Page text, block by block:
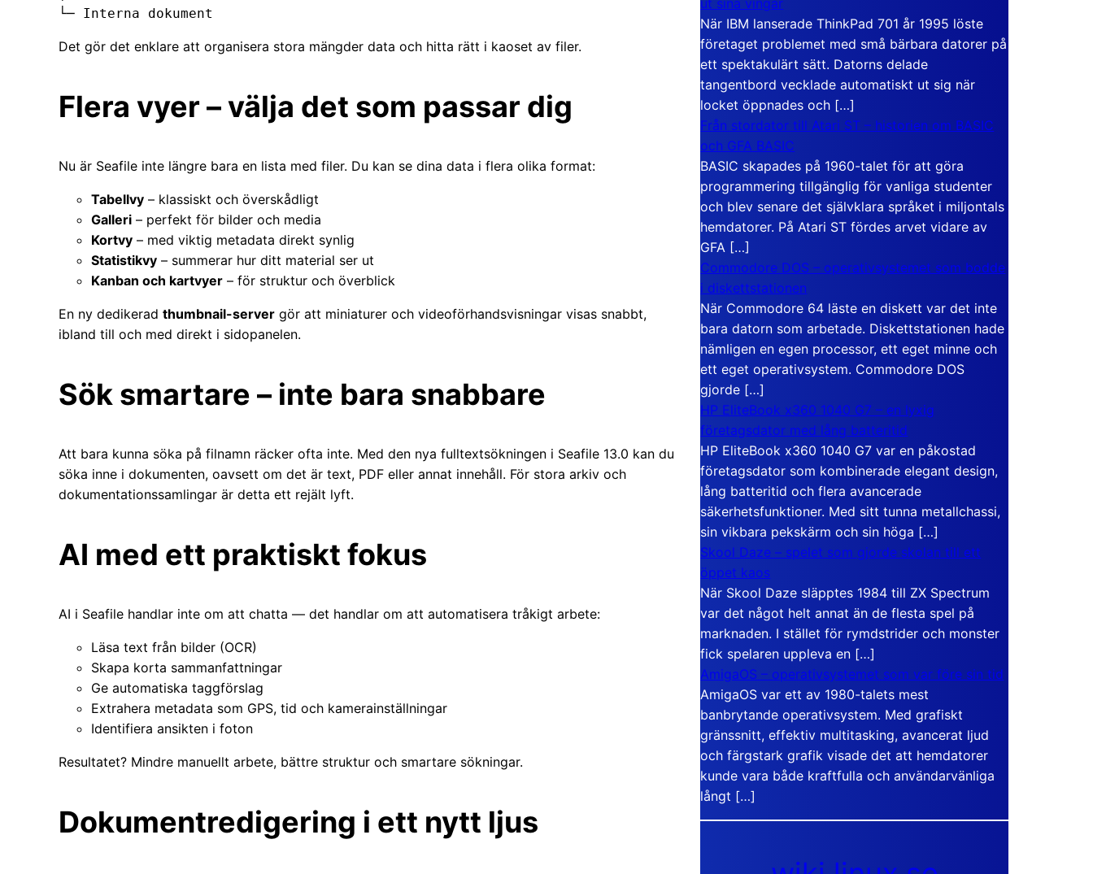
Det gör det enklare att organisera stora mängder data och hitta rätt i kaoset av filer.
Flera vyer – välja det som passar dig
Nu är Seafile inte längre bara en lista med filer. Du kan se dina data i flera olika format:
Tabellvy – klassiskt och överskådligt
Galleri – perfekt för bilder och media
Kortvy – med viktig metadata direkt synlig
Statistikvy – summerar hur ditt material ser ut
Kanban och kartvyer – för struktur och överblick
En ny dedikerad thumbnail-server gör att miniaturer och videoförhandsvisningar visas snabbt,
ibland till och med direkt i sidopanelen.
Sök smartare – inte bara snabbare
Att bara kunna söka på filnamn räcker ofta inte. Med den nya fulltextsökningen i Seafile 13.0 kan du
söka inne i dokumenten, oavsett om det är text, PDF eller annat innehåll. För stora arkiv och
dokumentationssamlingar är detta ett rejält lyft.
AI med ett praktiskt fokus
AI i Seafile handlar inte om att chatta — det handlar om att automatisera tråkigt arbete:
Läsa text från bilder (OCR)
Skapa korta sammanfattningar
Ge automatiska taggförslag
Extrahera metadata som GPS, tid och kamerainställningar
Identifiera ansikten i foton
Resultatet? Mindre manuellt arbete, bättre struktur och smartare sökningar.
Dokumentredigering i ett nytt ljus
När IBM lanserade ThinkPad 701 år 1995 löste
företaget problemet med små bärbara datorer på
ett spektakulärt sätt. Datorns delade
tangentbord vecklade automatiskt ut sig när
locket öppnades och […]
Från stordator till Atari ST – historien om BASIC
och GFA BASIC
BASIC skapades på 1960-talet för att göra
programmering tillgänglig för vanliga studenter
och blev senare det självklara språket i miljontals
hemdatorer. På Atari ST fördes arvet vidare av
GFA […]
Commodore DOS – operativsystemet som bodde
i diskettstationen
När Commodore 64 läste en diskett var det inte
bara datorn som arbetade. Diskettstationen hade
nämligen en egen processor, ett eget minne och
ett eget operativsystem. Commodore DOS
gjorde […]
HP EliteBook x360 1040 G7 – en lyxig
företagsdator med lång batteritid
HP EliteBook x360 1040 G7 var en påkostad
företagsdator som kombinerade elegant design,
lång batteritid och flera avancerade
säkerhetsfunktioner. Med sitt tunna metallchassi,
sin vikbara pekskärm och sin höga […]
Skool Daze – spelet som gjorde skolan till ett
öppet kaos
När Skool Daze släpptes 1984 till ZX Spectrum
var det något helt annat än de flesta spel på
marknaden. I stället för rymdstrider och monster
fick spelaren uppleva en […]
AmigaOS – operativsystemet som var före sin tid
AmigaOS var ett av 1980-talets mest
banbrytande operativsystem. Med grafiskt
gränssnitt, effektiv multitasking, avancerat ljud
och färgstark grafik visade det att hemdatorer
kunde vara både kraftfulla och användarvänliga
långt […]